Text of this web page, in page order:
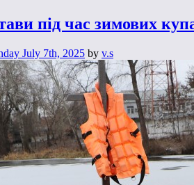
під час зимових
July 7th, 2025 by v.s